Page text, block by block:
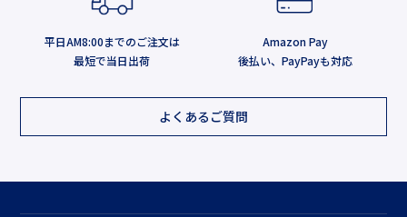
平日AM8:00までのご注文は
最短で当日出荷
Amazon Pay
後払い、PayPayも対応
よくあるご質問